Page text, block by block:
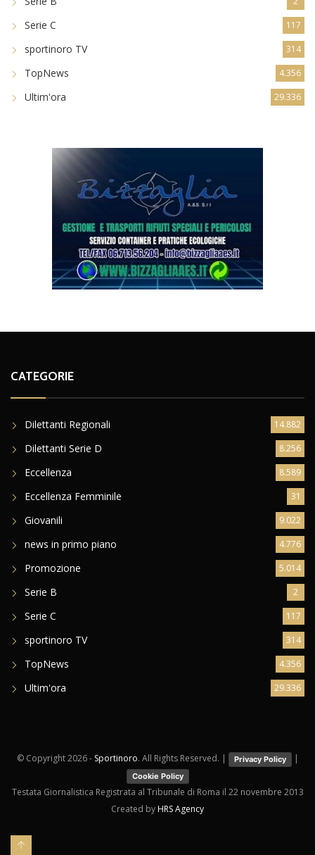
Serie C 117
sportinoro TV 314
TopNews 4.356
Ultim'ora 29.336
CATEGORIE
Dilettanti Regionali 14.882
Dilettanti Serie D 8.256
Eccellenza 8.589
Eccellenza Femminile 31
Giovanili 9.022
news in primo piano 4.776
Promozione 5.014
Serie B 2
Serie C 117
sportinoro TV 314
TopNews 4.356
Ultim'ora 29.336
© Copyright2026 - Sportinoro. All Rights Reserved. | Privacy Policy |
Cookie Policy
Testata Giornalistica Registrata al Tribunale di Roma il 22 novembre 2013
Created by HRS Agency